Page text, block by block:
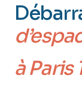
à Paris